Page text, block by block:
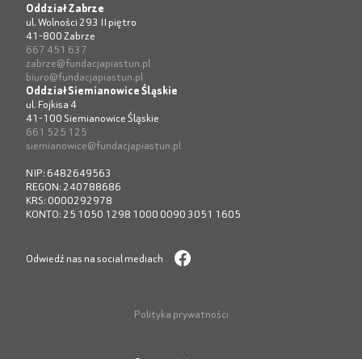
Oddział Zabrze
ul. Wolności 293 II piętro
41-800 Zabrze
667 451 637
zabrze@fundacjapiastun.pl
biuro@fundacjapiastun.pl
Oddział Siemianowice Śląskie
ul. Fojkisa 4
41-100 Siemianowice Śląskie
661 525 125
siemianowice@fundacjapiastun.pl
NIP: 6482649563
REGON: 240788686
KRS: 0000292978
KONTO: 25 1050 1298 1000 0090 3051 1605
Odwiedź nas na social mediach
Polityka prywatności